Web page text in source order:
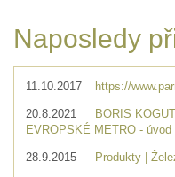
Naposledy
11.10.2017 https://
20.8.2021
BORIS
EVROPSKÉ METRO - úvod
28.9.2015 Produkty |